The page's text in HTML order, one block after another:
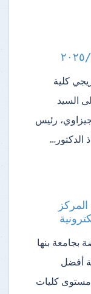
كلية
السيد
رئيس
الدكتور…
بجامعة بنها
أفضل
مستوى كليات